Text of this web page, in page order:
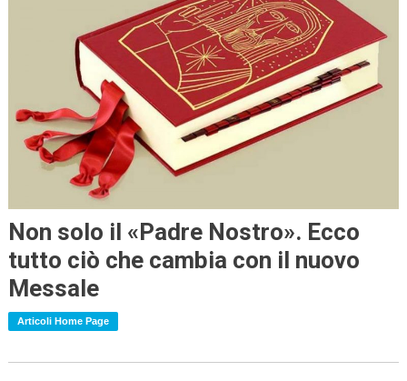
Non solo il «Padre Nostro». Ecco
tutto ciò che cambia con il nuovo
Messale
Articoli Home Page